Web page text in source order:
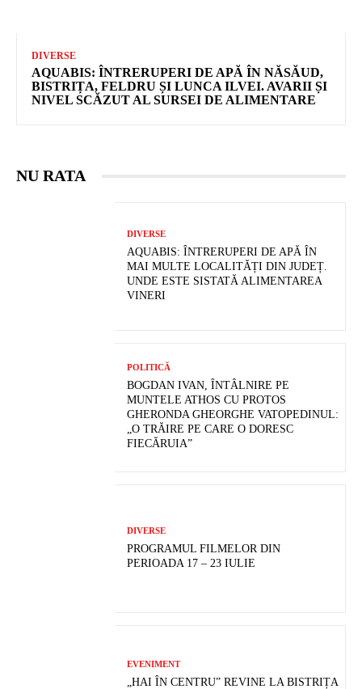
DIVERSE
AQUABIS: ÎNTRERUPERI DE APĂ ÎN NĂSĂUD,
BISTRIȚA, FELDRU ȘI LUNCA ILVEI. AVARII ȘI
NIVEL SCĂZUT AL SURSEI DE ALIMENTARE
NU RATA
DIVERSE
AQUABIS: ÎNTRERUPERI DE APĂ ÎN
MAI MULTE LOCALITĂȚI DIN JUDEȚ.
UNDE ESTE SISTATĂ ALIMENTAREA
VINERI
POLITICĂ
BOGDAN IVAN, ÎNTÂLNIRE PE
MUNTELE ATHOS CU PROTOS
GHERONDA GHEORGHE VATOPEDINUL:
„O TRĂIRE PE CARE O DORESC
FIECĂRUIA”
DIVERSE
PROGRAMUL FILMELOR DIN
PERIOADA 17 – 23 IULIE
EVENIMENT
„HAI ÎN CENTRU” REVINE LA BISTRIȚA